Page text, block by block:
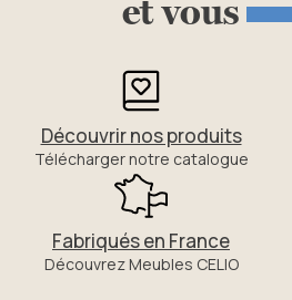
etvous
Découvrir nos produits
Télécharger notre catalogue
Fabriqués en France
Découvrez Meubles CELIO